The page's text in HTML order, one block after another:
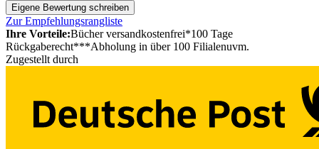
Eigene Bewertung schreiben
Zur Empfehlungsrangliste
Ihre Vorteile:Bücher versandkostenfrei*100 Tage
Rückgaberecht***Abholung in über 100 Filialenuvm.
Zugestellt durch